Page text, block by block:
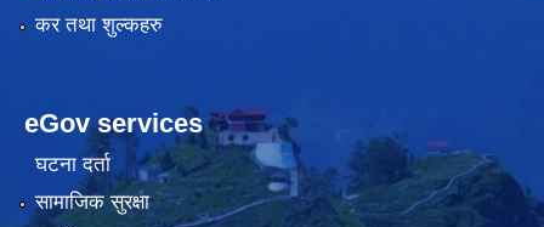
कर तथा शुल्कहरु
eGov services
घटना दर्ता
सामाजिक सुरक्षा